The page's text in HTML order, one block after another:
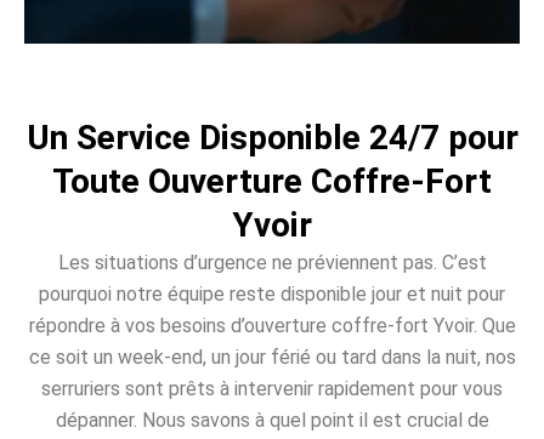
Un Service Disponible 24/7 pour
Toute Ouverture Coffre-Fort
Yvoir
Les situations d’urgence ne préviennent pas. C’est
pourquoi notre équipe reste disponible jour et nuit pour
répondre à vos besoins d’ouverture coffre-fort Yvoir. Que
ce soit un week-end, un jour férié ou tard dans la nuit, nos
serruriers sont prêts à intervenir rapidement pour vous
dépanner. Nous savons à quel point il est crucial de